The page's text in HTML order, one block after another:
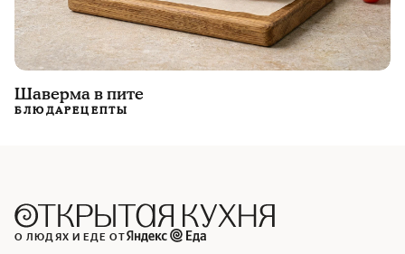
Шаверма в пите
БЛЮДАРЕЦЕПТЫ
О ЛЮДЯХ И ЕДЕ ОТ